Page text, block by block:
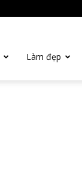
Làm đẹp